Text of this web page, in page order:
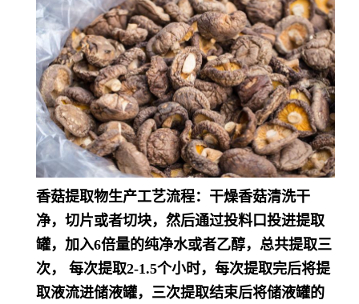
香菇提取物生产工艺流程：干燥香菇清洗干
净，切片或者切块，然后通过投料口投进提取
罐，加入6倍量的纯净水或者乙醇，总共提取三
次， 每次提取2-1.5个小时，每次提取完后将提
取液流进储液罐，三次提取结束后将储液罐的